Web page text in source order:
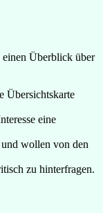
einen Überblick über
Übersichtskarte
eine
wollen von den
zu hinterfragen.